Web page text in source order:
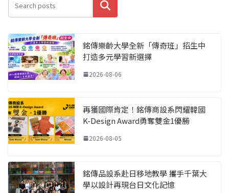
搜尋
銘傳樂齡大學全新「傳奇班」招生中
打造多元學習新選擇
2026-08-06
再獲國際肯定！銘傳商設系閃耀韓國
K-Design Award勇奪雙金1優勝
2026-08-05
銘傳品設系赴日移地教學 攜手千葉大
學以設計再現台日文化記憶